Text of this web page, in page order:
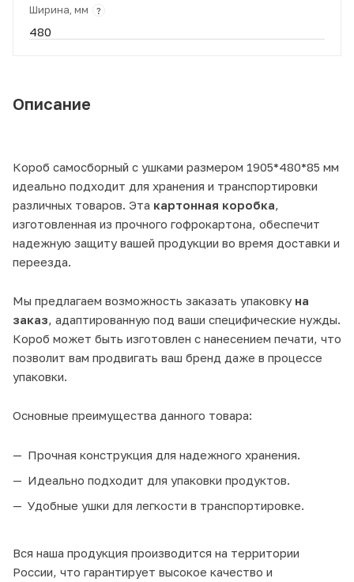
Ширина, мм ?
480
Описание
Короб самосборный с ушками размером 1905*480*85 мм
идеально подходит для хранения и транспортировки
различных товаров. Эта картонная коробка,
изготовленная из прочного гофрокартона, обеспечит
надежную защиту вашей продукции во время доставки и
переезда.
Мы предлагаем возможность заказать упаковку на
заказ , адаптированную под ваши специфические нужды.
Короб может быть изготовлен с нанесением печати, что
позволит вам продвигать ваш бренд даже в процессе
упаковки.
Основные преимущества данного товара:
Прочная конструкция для надежного хранения.
Идеально подходит для упаковки продуктов.
Удобные ушки для легкости в транспортировке.
Вся наша продукция производится на территории
России, что гарантирует высокое качество и